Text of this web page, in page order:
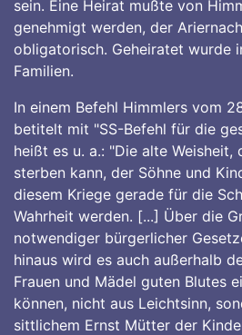
sein. Eine Heirat mußte von
genehmigt werden, der
obligatorisch. Geheiratet wurde
Familien.
In einem Befehl Himmlers vom
betitelt mit "SS-Befehl für die
heißt es u. a.: "Die alte Weisheit,
sterben kann, der Söhne und
diesem Kriege gerade für die
Wahrheit werden. [...] Über die
notwendiger bürgerlicher
hinaus wird es auch außerhalb
Frauen und Mädel guten Blutes
können, nicht aus Leichtsinn,
sittlichem Ernst Mütter der